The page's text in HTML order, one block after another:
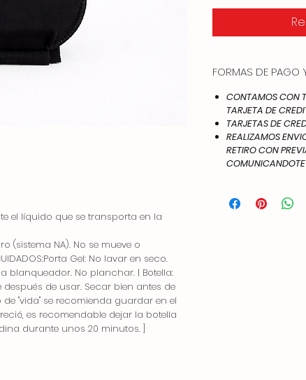
el líquido que se transporta en la
(sistema NA). No se mueve o
Gel: No lavar en seco.
blanqueador. No planchar. | Botella:
de usar. Secar bien antes de
"vida" se recomienda guardar en el
es recomendable dejar la botella
durante unos 20 minutos. ]
FORMAS DE PAGO
CONTAMOS CON
TARJETA DE
TARJETAS DE
REALIZAMOS
RETIRO CON